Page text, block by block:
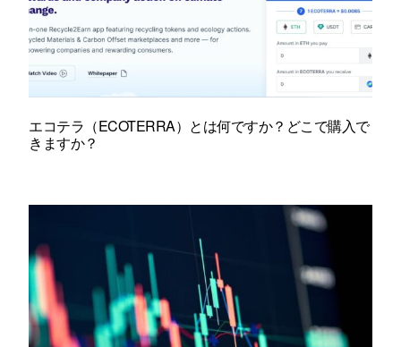
エコテラ（ECOTERRA）とは何ですか？どこで購入で
きますか？